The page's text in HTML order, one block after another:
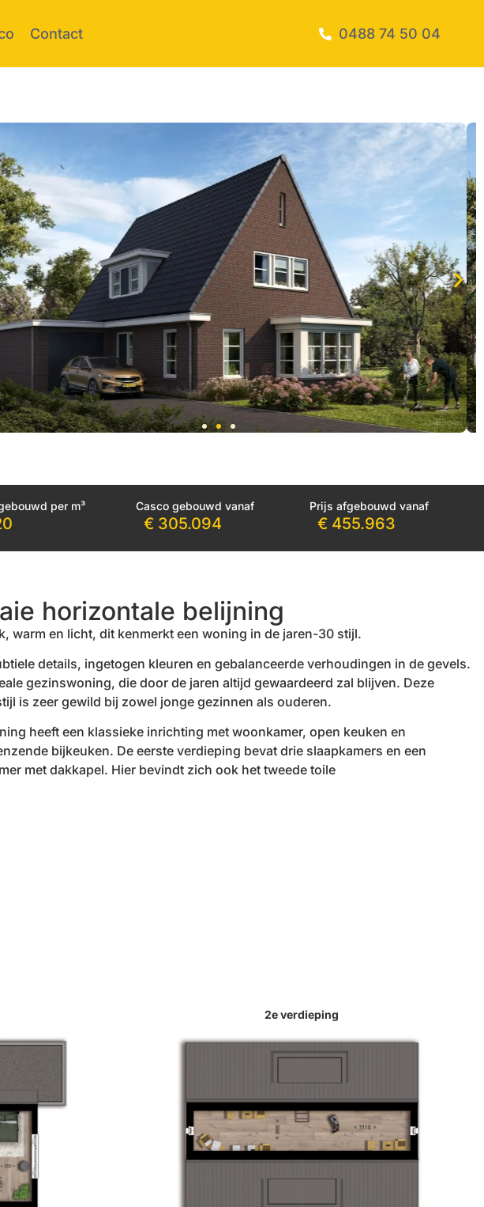
Contact 0488 74 50 04
per m³ Casco gebouwd vanaf
€ 305.094
Prijs afgebouwd vanaf
€ 455.963
horizontale belijning
warm en licht, dit kenmerkt een woning in de jaren-30 stijl.
details, ingetogen kleuren en gebalanceerde verhoudingen in de gevels.
gezinswoning, die door de jaren altijd gewaardeerd zal blijven. Deze
is zeer gewild bij zowel jonge gezinnen als ouderen.
heeft een klassieke inrichting met woonkamer, open keuken en
bijkeuken. De eerste verdieping bevat drie slaapkamers en een
met dakkapel. Hier bevindt zich ook het tweede toile
2e verdieping